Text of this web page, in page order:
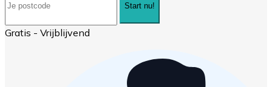
Start nu!
Gratis - Vrijblijvend